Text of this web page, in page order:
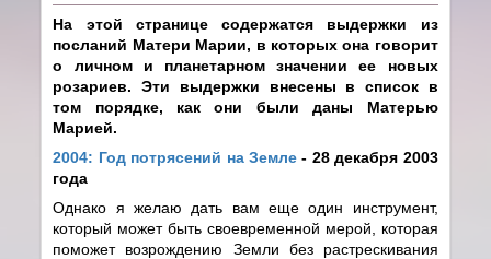
На этой странице содержатся выдержки из
посланий Матери Марии, в которых она говорит
о личном и планетарном значении ее новых
розариев. Эти выдержки внесены в список в
том порядке, как они были даны Матерью
Марией.
2004: Год потрясений на Земле - 28 декабря 2003
года
Однако я желаю дать вам еще один инструмент,
который может быть своевременной мерой, которая
поможет возрождению Земли без растрескивания